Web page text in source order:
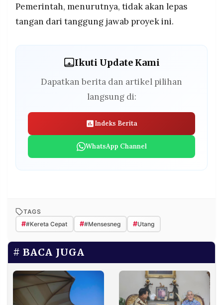
Pemerintah, menurutnya, tidak akan lepas
tangan dari tanggung jawab proyek ini.
Ikuti Update Kami
Dapatkan berita dan artikel pilihan
langsung di:
Indeks Berita
WhatsApp Channel
TAGS
##Kereta Cepat ##Mensesneg #Utang
BACA JUGA